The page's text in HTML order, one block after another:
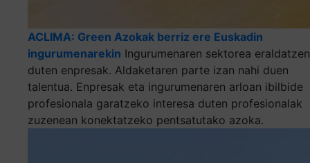
ACLIMA: Green Azokak berriz ere Euskadin
ingurumenarekin Ingurumenaren sektorea eraldatzen
duten enpresak. Aldaketaren parte izan nahi duen
talentua. Enpresak eta ingurumenaren arloan ibilbide
profesionala garatzeko interesa duten profesionalak
zuzenean konektatzeko pentsatutako azoka.